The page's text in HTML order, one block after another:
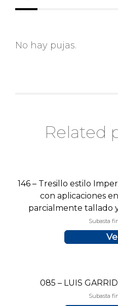
No hay pujas.
Related
146 – Tresillo estilo
con aplicaciones
parcialmente tallado y
Subasta
085 – LUIS
Subasta